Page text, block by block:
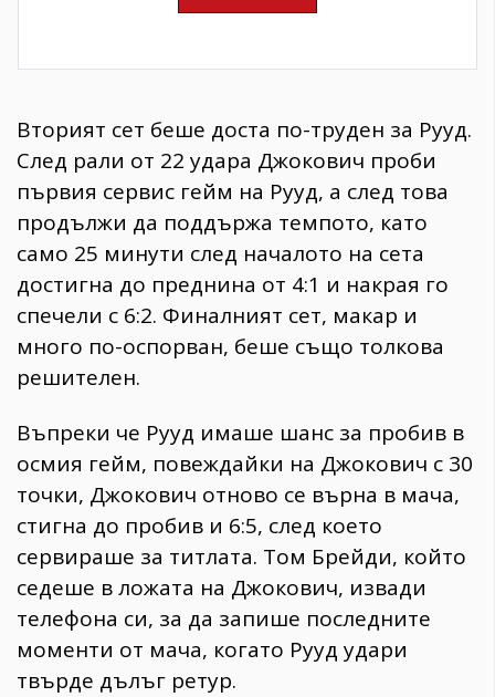
Вторият сет беше доста по-труден за Рууд.
След рали от 22 удара Джокович проби
първия сервис гейм на Рууд, а след това
продължи да поддържа темпото, като
само 25 минути след началото на сета
достигна до преднина от 4:1 и накрая го
спечели с 6:2. Финалният сет, макар и
много по-оспорван, беше също толкова
решителен.
Въпреки че Рууд имаше шанс за пробив в
осмия гейм, повеждайки на Джокович с 30
точки, Джокович отново се върна в мача,
стигна до пробив и 6:5, след което
сервираше за титлата. Том Брейди, който
седеше в ложата на Джокович, извади
телефона си, за да запише последните
моменти от мача, когато Рууд удари
твърде дълъг ретур.